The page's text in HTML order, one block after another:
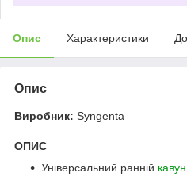
Опис Характеристики
Опис
Виробник: Syngenta
ОПИС
Універсальний ранній кавун